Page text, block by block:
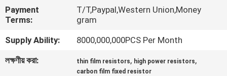
নিয়ন্ত্রণ
Payment
Terms:
T/T,Paypal,Western Union,Money
gram
Supply Ability:
8000,000,000PCS Per Month
লক্ষণীয় করা:
thin film resistors, high power resistors,
carbon film fixed resistor